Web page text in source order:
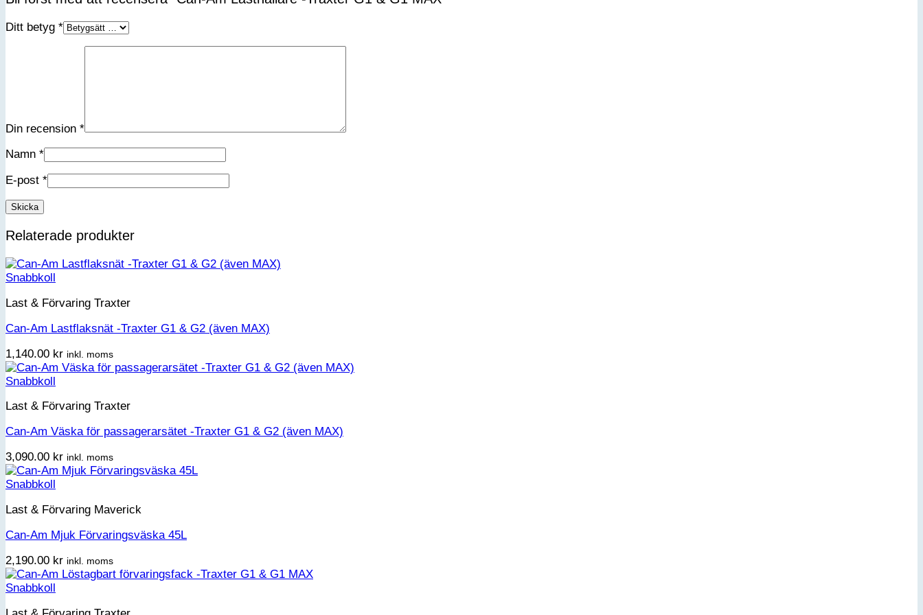
Ditt betyg *
Din recension *
Namn *
E-post *
Relaterade produkter
Snabbkoll
Last & Förvaring Traxter
Can-Am Lastflaksnät -Traxter G1 & G2 (även MAX)
1,140.00 kr inkl. moms
Snabbkoll
Last & Förvaring Traxter
Can-Am Väska för passagerarsätet -Traxter G1 & G2 (även MAX)
3,090.00 kr inkl. moms
Snabbkoll
Last & Förvaring Maverick
Can-Am Mjuk Förvaringsväska 45L
2,190.00 kr inkl. moms
Snabbkoll